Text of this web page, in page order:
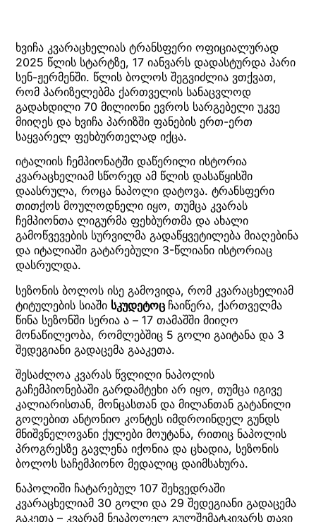
ხვიჩა კვარაცხელიას ტრანსფერი ოფიციალურად
2025 წლის სტარტზე, 17 იანვარს დადასტურდა პარი
სენ-ჟერმენში. წლის ბოლოს შეგვიძლია ვთქვათ,
რომ პარიზელებმა ქართველის სანაცვლოდ
გადახდილი 70 მილიონი ევროს სარგებელი უკვე
მიიღეს და ხვიჩა პარიზში ფანების ერთ-ერთ
საყვარელ ფეხბურთელად იქცა.
იტალიის ჩემპიონატში დაწერილი ისტორია
კვარაცხელიამ სწორედ ამ წლის დასაწყისში
დაასრულა, როცა ნაპოლი დატოვა. ტრანსფერი
თითქოს მოულოდნელი იყო, თუმცა კვარას
ჩემპიონთა ლიგურმა ფეხბურთმა და ახალი
გამოწვევების სურვილმა გადაწყვეტილება მიაღებინა
და იტალიაში გატარებული 3-წლიანი ისტორიაც
დასრულდა.
სეზონის ბოლოს ისე გამოვიდა, რომ კვარაცხელიამ
ტიტულების სიაში სკუდეტოც ჩაიწერა, ქართველმა
წინა სეზონში სერია ა – 17 თამაშში მიიღო
მონაწილეობა, რომლებშიც 5 გოლი გაიტანა და 3
შედეგიანი გადაცემა გააკეთა.
შესაძლოა კვარას წვლილი ნაპოლის
გაჩემპიონებაში გარდამტეხი არ იყო, თუმცა იგივე
კალიარისთან, მონცასთან და მილანთან გატანილი
გოლებით ანტონიო კონტეს იმდროინდელ გუნდს
მნიშვნელოვანი ქულები მოუტანა, რითიც ნაპოლის
პროგრესზე გავლენა იქონია და ცხადია, სეზონის
ბოლოს საჩემპიონო მედალიც დაიმსახურა.
ნაპოლიში ჩატარებულ 107 შეხვედრაში
კვარაცხელიამ 30 გოლი და 29 შედეგიანი გადაცემა
გაკეთა – კვარამ ნეაპოლელ გულშემატკივარს თავი